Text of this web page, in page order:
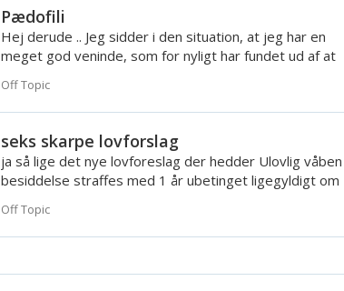
Pædofili
Hej derude .. Jeg sidder i den situation, at jeg har en
meget god veninde, som for nyligt har fundet ud af at
Off Topic
seks skarpe lovforslag
ja så lige det nye lovforeslag der hedder Ulovlig våben
besiddelse straffes med 1 år ubetinget ligegyldigt om
Off Topic